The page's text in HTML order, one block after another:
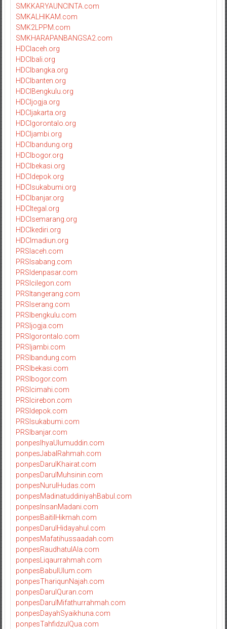
SMKKARYAUNCINTA.com
SMKALHIKAM.com
SMK2LPPM.com
SMKHARAPANBANGSA2.com
HDCIaceh.org
HDCIbali.org
HDCIbangka.org
HDCIbanten.org
HDCIBengkulu.org
HDCIjogja.org
HDCIjakarta.org
HDCIgorontalo.org
HDCIjambi.org
HDCIbandung.org
HDCIbogor.org
HDCIbekasi.org
HDCIdepok.org
HDCIsukabumi.org
HDCIbanjar.org
HDCItegal.org
HDCIsemarang.org
HDCIkediri.org
HDCImadiun.org
PRSIaceh.com
PRSIsabang.com
PRSIdenpasar.com
PRSIcilegon.com
PRSItangerang.com
PRSIserang.com
PRSIbengkulu.com
PRSIjogja.com
PRSIgorontalo.com
PRSIjambi.com
PRSIbandung.com
PRSIbekasi.com
PRSIbogor.com
PRSIcimahi.com
PRSIcirebon.com
PRSIdepok.com
PRSIsukabumi.com
PRSIbanjar.com
ponpesIhyaUlumuddin.com
ponpesJabalRahmah.com
ponpesDarulKhairat.com
ponpesDarulMuhsinin.com
ponpesNurulHudas.com
ponpesMadinatuddiniyahBabul.com
ponpesInsanMadani.com
ponpesBaitilHikmah.com
ponpesDarulHidayahul.com
ponpesMafatihussaadah.com
ponpesRaudhatulAla.com
ponpesLiqaurrahmah.com
ponpesBabulUlum.com
ponpesThariqunNajah.com
ponpesDarulQuran.com
ponpesDarulMifathurrahmah.com
ponpesDayahSyaikhuna.com
ponpesTahfidzulQua.com